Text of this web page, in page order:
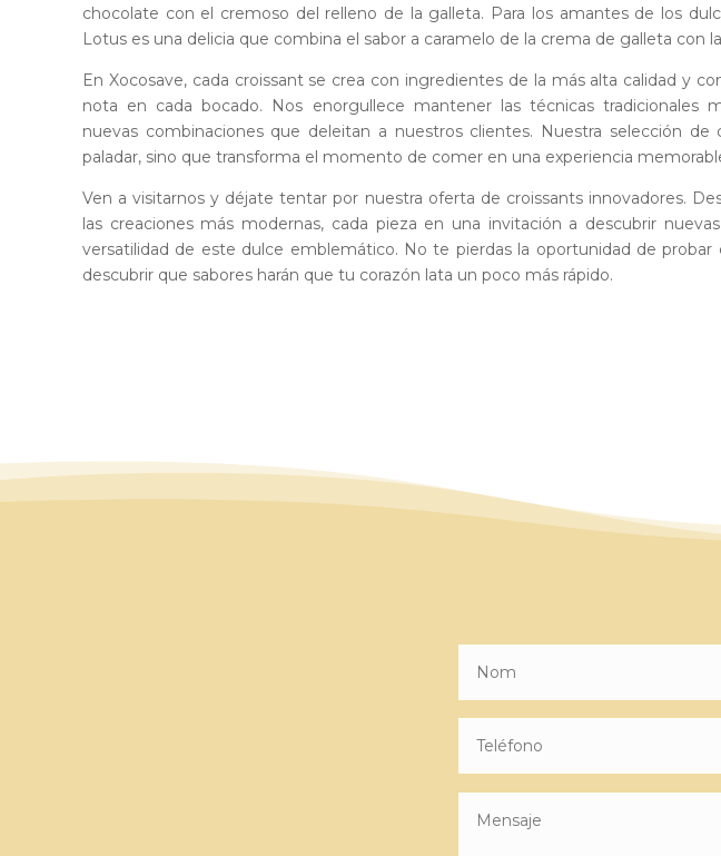
chocolate con el cremoso del relleno de la galleta. Para los amantes de los
Lotus es una delicia que combina el sabor a caramelo de la crema de galleta con
En Xocosave, cada croissant se crea con ingredientes de la más alta calidad y
nota en cada bocado. Nos enorgullece mantener las técnicas tradicionales
nuevas combinaciones que deleitan a nuestros clientes. Nuestra selección de
paladar, sino que transforma el momento de comer en una experiencia
Ven a visitarnos y déjate tentar por nuestra oferta de croissants innovadores.
las creaciones más modernas, cada pieza en una invitación a descubrir
versatilidad de este dulce emblemático. No te pierdas la oportunidad de probar
descubrir que sabores harán que tu corazón lata un poco más rápido.